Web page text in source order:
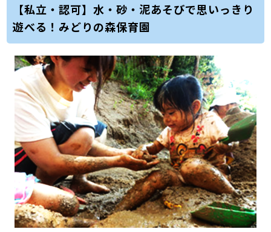
【私立・認可】水・砂・泥あそびで思いっきり
遊べる！みどりの森保育園